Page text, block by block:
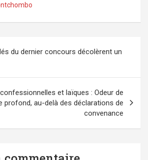
du dernier concours décolèrent un
et laïques : Odeur de
profond, au-delà des déclarations de
convenance